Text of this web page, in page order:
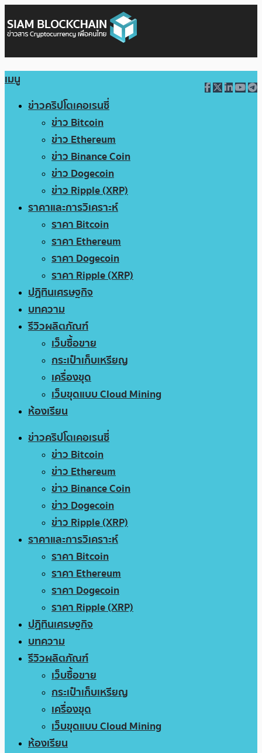
เมนู
ข่าวคริปโตเคอเรนซี่
ข่าว Bitcoin
ข่าว Ethereum
ข่าว Binance Coin
ข่าว Dogecoin
ข่าว Ripple (XRP)
ราคาและการวิเคราะห์
ราคา Bitcoin
ราคา Ethereum
ราคา Dogecoin
ราคา Ripple (XRP)
ปฏิทินเศรษฐกิจ
บทความ
รีวิวผลิตภัณฑ์
เว็บซื้อขาย
กระเป๋าเก็บเหรียญ
เครื่องขุด
เว็บขุดแบบ Cloud Mining
ห้องเรียน
ข่าวคริปโตเคอเรนซี่
ข่าว Bitcoin
ข่าว Ethereum
ข่าว Binance Coin
ข่าว Dogecoin
ข่าว Ripple (XRP)
ราคาและการวิเคราะห์
ราคา Bitcoin
ราคา Ethereum
ราคา Dogecoin
ราคา Ripple (XRP)
ปฏิทินเศรษฐกิจ
บทความ
รีวิวผลิตภัณฑ์
เว็บซื้อขาย
กระเป๋าเก็บเหรียญ
เครื่องขุด
เว็บขุดแบบ Cloud Mining
ห้องเรียน